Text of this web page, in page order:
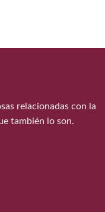
relacionadas con la
también lo son.